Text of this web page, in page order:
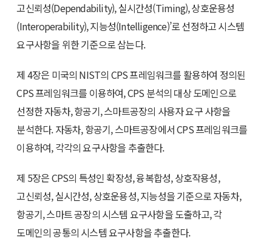
고신뢰성(Dependability), 실시간성(Timing), 상호운용성
(Interoperability), 지능성(Intelligence)’로 선정하고 시스템
요구사항을 위한 기준으로 삼는다.
제 4장은 미국의 NIST의 CPS 프레임워크를 활용하여 정의된
CPS 프레임워크를 이용하여, CPS 분석의 대상 도메인으로
선정한 자동차, 항공기, 스마트공장의 사용자 요구 사항을
분석한다. 자동차, 항공기, 스마트공장에서 CPS 프레임워크를
이용하여, 각각의 요구사항을 추출한다.
제 5장은 CPS의 특성인 확장성, 융복합성, 상호작용성,
고신뢰성, 실시간성, 상호운용성, 지능성을 기준으로 자동차,
항공기, 스마트 공장의 시스템 요구사항을 도출하고, 각
도메인의 공통의 시스템 요구사항을 추출한다.